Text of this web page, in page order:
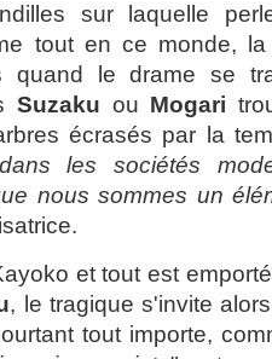
sur laquelle
tout en ce monde,
quand le drame se
Suzaku ou Mogari
écrasés par la
les sociétés
nous sommes un
et tout est
, le tragique s'invite
tout importe,